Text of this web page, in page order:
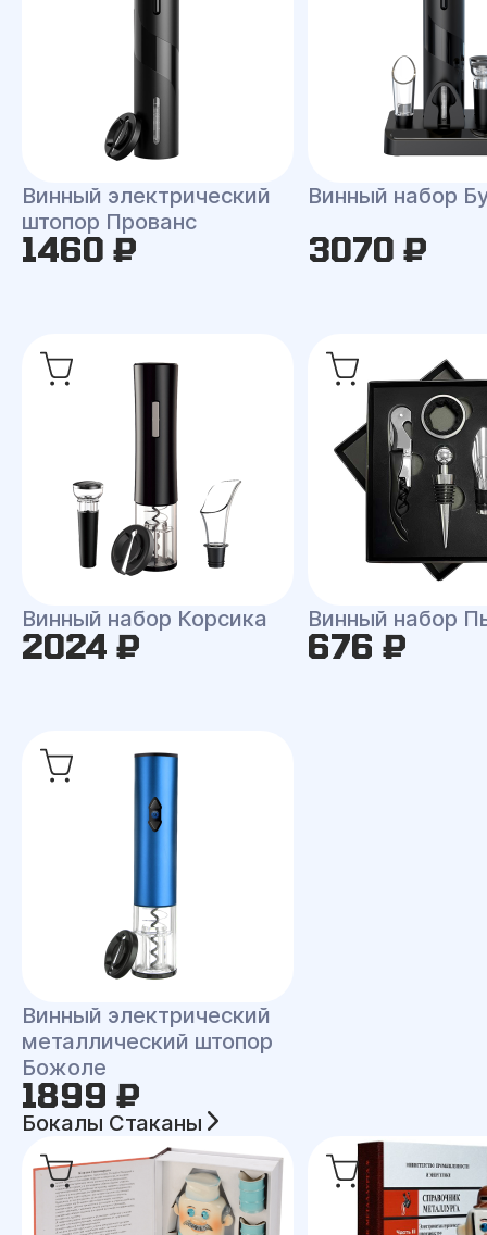
Винный электрический
штопор Прованс
1460 ₽
Винный набор
3070 ₽
Винный набор Корсика
2024 ₽
Винный набор
676 ₽
Винный электрический
металлический штопор
Божоле
1899 ₽
Бокалы Стаканы